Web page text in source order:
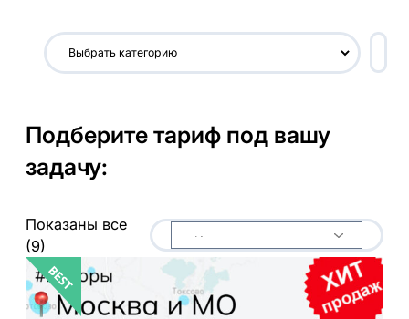
В
ы
а
ь
а
е
г
о
Подберите тариф под вашу
задачу:
Показаны все
(9)